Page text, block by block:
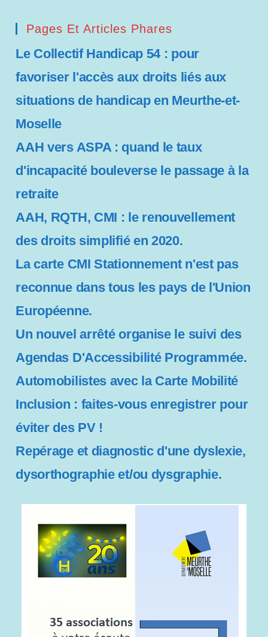
Pages Et Articles Phares
Le Collectif Handicap 54 : pour
favoriser l'accès aux droits liés aux
situations de handicap en Meurthe-et-
Moselle
AAH vers ASPA : quand le taux
d'incapacité bouleverse le passage à la
retraite
AAH, RQTH, CMI : le renouvellement
des droits simplifié en 2020.
La carte CMI Stationnement n'est pas
reconnue dans tous les pays de l'Union
Européenne.
Un nouvel arrêté organise le suivi des
Agendas D'Accessibilité Programmée.
Automobilistes avec la Carte Mobilité
Inclusion : faites-vous enregistrer pour
éviter des PV !
Repérage et diagnostic d'une dyslexie,
dysorthographie et/ou dysgraphie.